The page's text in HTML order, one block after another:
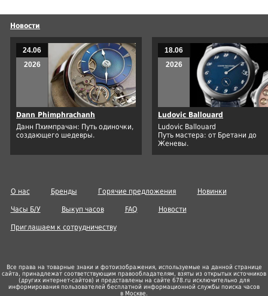
Новости
24.06
2026
Dann Phimphrachanh
Данн Пхимпрачан: Путь одиночки,
создающего шедевры.
18.06
2026
Ludovic Ballouard
Ludovic Ballouard
Путь мастера: от Бретани до
Женевы.
О нас Бренды Горячие предложения Новинки
Часы Б/У Выкуп часов FAQ Новости
Приглашаем к сотрудничеству
Все права на товарные знаки и фотоизображения, используемые на данной странице
сайта, принадлежат соответствующим правообладателям, взяты из открытых источников
(других интернет-сайтов) и представлены на сайте 678.ru исключительно для
информирования пользователей бесплатной информационной службы поиска часов
в Москве.